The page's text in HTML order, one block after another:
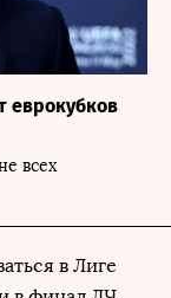
еврокубков
всех
в Лиге